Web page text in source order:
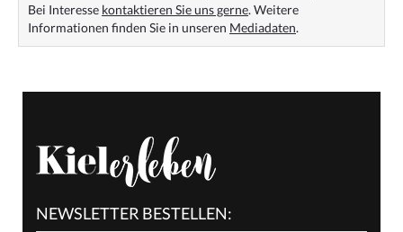
Bei Interesse kontaktieren Sie uns gerne. Weitere
Informationen finden Sie in unseren Mediadaten.
NEWSLETTER BESTELLEN: